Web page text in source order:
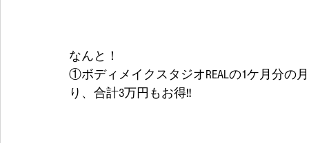
なんと！
①ボディメイクスタジオREALの1ケ月分の
り、合計3万円もお得‼️